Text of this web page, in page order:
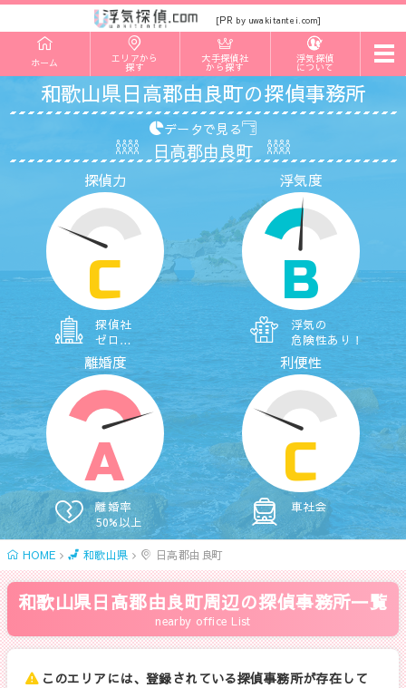
[PR by uwakitantei.com]
ホーム エリアから
探す
大手探偵社
から探す
浮気探偵
について
t
o
g
v
和歌山県日高郡由良町の探偵事務所
探偵力
C
探偵社
ゼロ…
浮気度
B
浮気の
危険性あり！
データで見る
日高郡由良町
離婚度
A
離婚率
50%以上
利便性
C
車社会
HOME 和歌山県 日高郡由良町
和歌山県日高郡由良町周辺の探偵事務所一覧
nearby office List
このエリアには、登録されている探偵事務所が存在して